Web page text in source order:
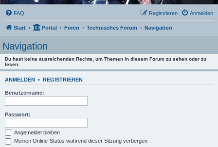
FAQ Anmelden
Registrieren
Start Portal Foren Technisches Forum Navigation
Navigation
Du hast keine ausreichenden Rechte, um Themen in diesem Forum zu sehen oder zu
lesen.
ANMELDEN • REGISTRIEREN
Benutzername:
Passwort:
Angemeldet bleiben
Meinen Online-Status während dieser Sitzung verbergen